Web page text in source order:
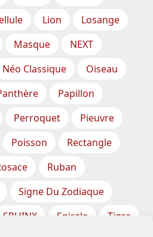
Lion
Losange
Masque
NEXT
Néo Classique
Oiseau
Papillon
Perroquet
Pieuvre
Poisson
Rectangle
Ruban
Signe Du Zodiaque
SPHINX Spirale
Tigre